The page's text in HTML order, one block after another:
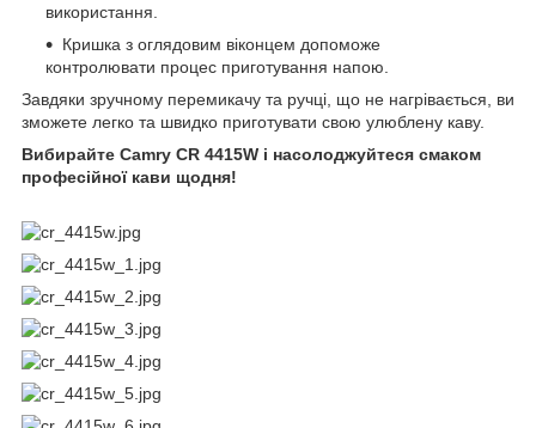
використання.
Кришка з оглядовим віконцем допоможе
контролювати процес приготування напою.
Завдяки зручному перемикачу та ручці, що не нагрівається, ви
зможете легко та швидко приготувати свою улюблену каву.
Вибирайте Camry CR 4415W і насолоджуйтеся смаком
професійної кави щодня!